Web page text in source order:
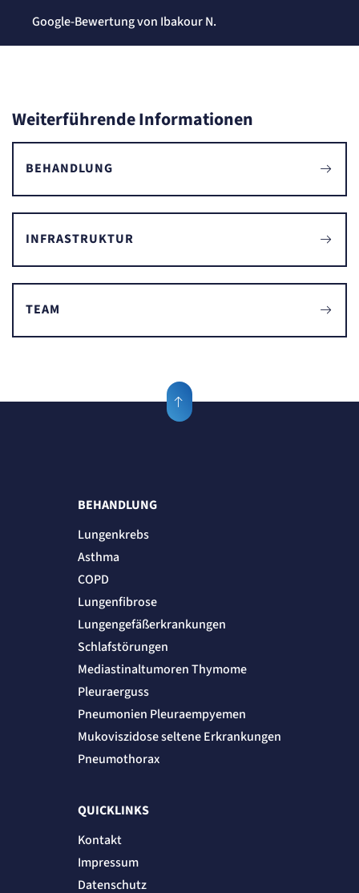
Google-Bewertung von Ibakour N.
Weiterführende Informationen
BEHANDLUNG
INFRASTRUKTUR
TEAM
BEHANDLUNG
Lungenkrebs
Asthma
COPD
Lungenfibrose
Lungengefäßerkrankungen
Schlafstörungen
Mediastinaltumoren Thymome
Pleuraerguss
Pneumonien Pleuraempyemen
Mukoviszidose seltene Erkrankungen
Pneumothorax
QUICKLINKS
Kontakt
Impressum
Datenschutz